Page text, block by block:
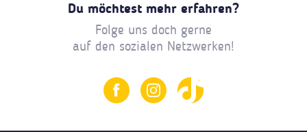
Du möchtest mehr erfahren?
Folge uns doch gerne
auf den sozialen Netzwerken!